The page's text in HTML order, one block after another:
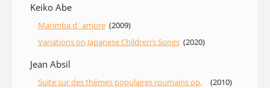
Keiko Abe
Marimba d´amore (2009)
Variations on Japanese Children‘s Songs (2020)
Jean Absil
Suite sur des thémes populaires roumains op.
(2010)